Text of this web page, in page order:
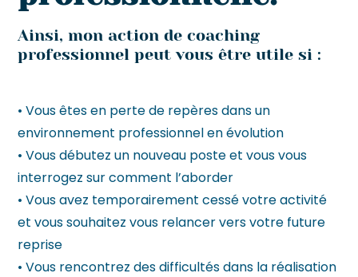
Ainsi, mon action de coaching
professionnel peut vous être utile si :
• Vous êtes en perte de repères dans un
environnement professionnel en évolution
• Vous débutez un nouveau poste et vous vous
interrogez sur comment l’aborder
• Vous avez temporairement cessé votre activité
et vous souhaitez vous relancer vers votre future
reprise
• Vous rencontrez des difficultés dans la réalisation